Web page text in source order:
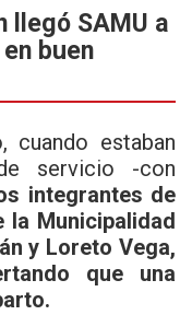
llegó SAMU a
buen
cuando estaban
servicio -con
integrantes de
la Municipalidad
y Loreto Vega,
que una